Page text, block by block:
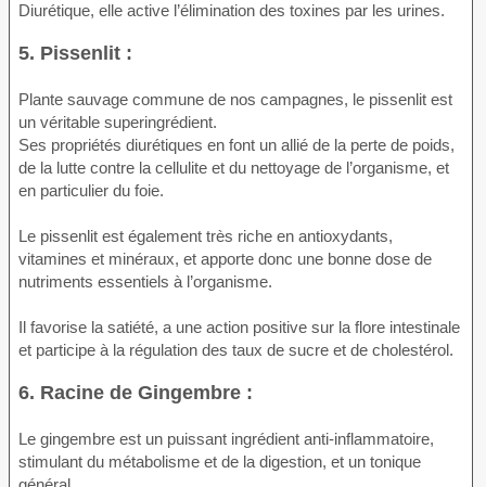
Diurétique, elle active l’élimination des toxines par les urines.
5. Pissenlit :
Plante sauvage commune de nos campagnes, le pissenlit est
un véritable superingrédient.
Ses propriétés diurétiques en font un allié de la perte de poids,
de la lutte contre la cellulite et du nettoyage de l’organisme, et
en particulier du foie.
Le pissenlit est également très riche en antioxydants,
vitamines et minéraux, et apporte donc une bonne dose de
nutriments essentiels à l’organisme.
Il favorise la satiété, a une action positive sur la flore intestinale
et participe à la régulation des taux de sucre et de cholestérol.
6. Racine de Gingembre :
Le gingembre est un puissant ingrédient anti-inflammatoire,
stimulant du métabolisme et de la digestion, et un tonique